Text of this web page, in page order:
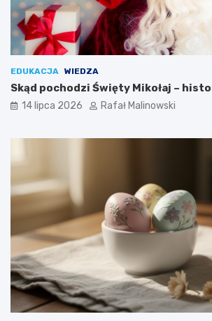
EDUKACJA WIEDZA
Skąd pochodzi Święty Mikołaj –
14 lipca 2026 Rafał Malinowski